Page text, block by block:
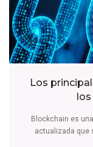
Los
Blockchain es
actualizada que